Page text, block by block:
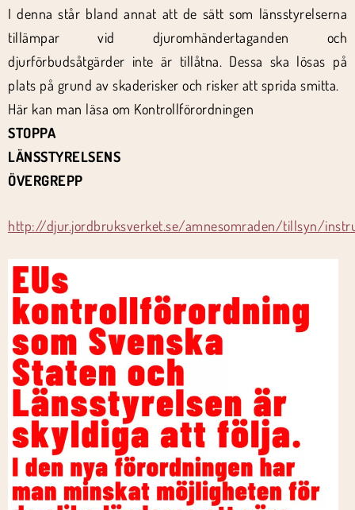
I denna står bland annat att de sätt som länsstyrelserna
tillämpar vid djuromhändertaganden och
djurförbudsåtgärder inte är tillåtna. Dessa ska lösas på
plats på grund av skaderisker och risker att sprida smitta.
Här kan man läsa om Kontrollförordningen
STOPPA
LÄNSSTYRELSENS
ÖVERGREPP
http://djur.jordbruksverket.se/amnesomraden/tillsyn/